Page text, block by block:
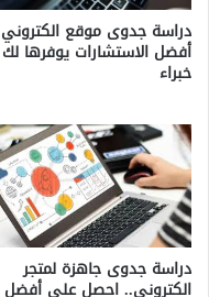
دراسة جدوى موقع
خبراء
دراسة جدوى جاهزة لمتجر
الكتروني.. احصل على أفضل